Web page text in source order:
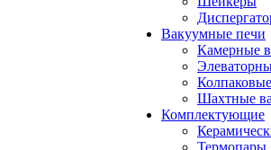
Вакуумные печи
Камерные
Шахтные
Комплектующие
Термопары